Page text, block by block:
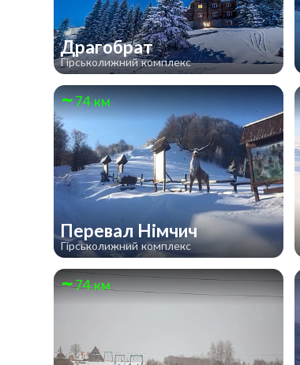
Драгобрат
Гірськолижний комплекс
74 км
Перевал Німчич
Гірськолижний комплекс
74 км